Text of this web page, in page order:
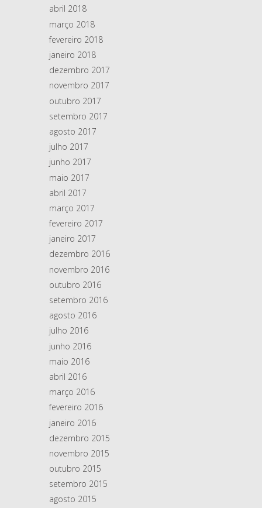
abril 2018
março 2018
fevereiro 2018
janeiro 2018
dezembro 2017
novembro 2017
outubro 2017
setembro 2017
agosto 2017
julho 2017
junho 2017
maio 2017
abril 2017
março 2017
fevereiro 2017
janeiro 2017
dezembro 2016
novembro 2016
outubro 2016
setembro 2016
agosto 2016
julho 2016
junho 2016
maio 2016
abril 2016
março 2016
fevereiro 2016
janeiro 2016
dezembro 2015
novembro 2015
outubro 2015
setembro 2015
agosto 2015